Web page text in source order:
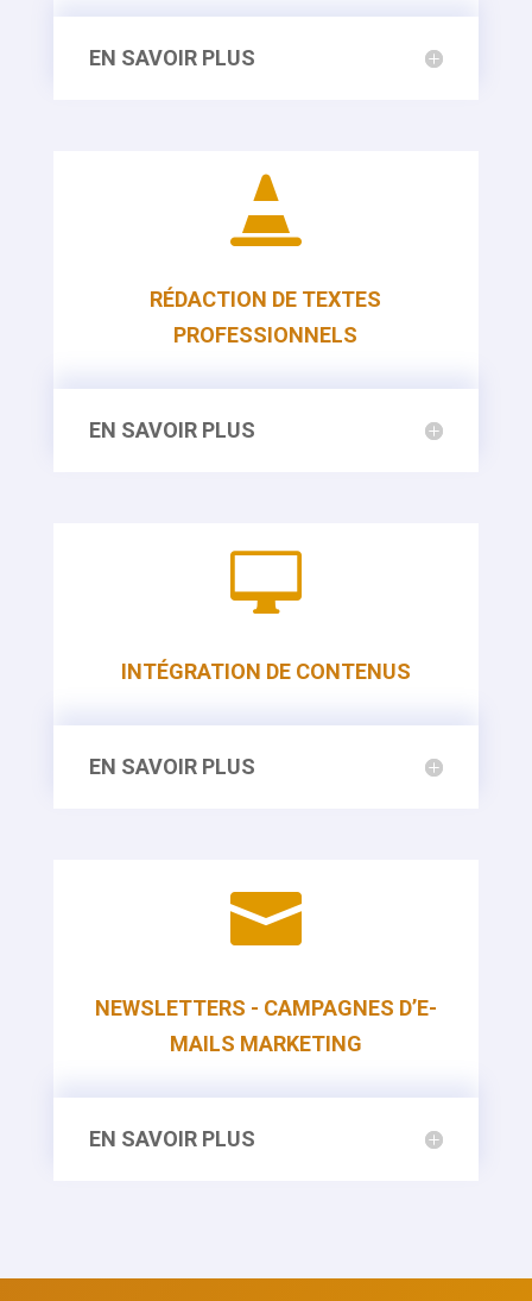
EN SAVOIR PLUS

RÉDACTION DE TEXTES
PROFESSIONNELS
EN SAVOIR PLUS

INTÉGRATION DE CONTENUS
EN SAVOIR PLUS

NEWSLETTERS - CAMPAGNES D’E-
MAILS MARKETING
EN SAVOIR PLUS